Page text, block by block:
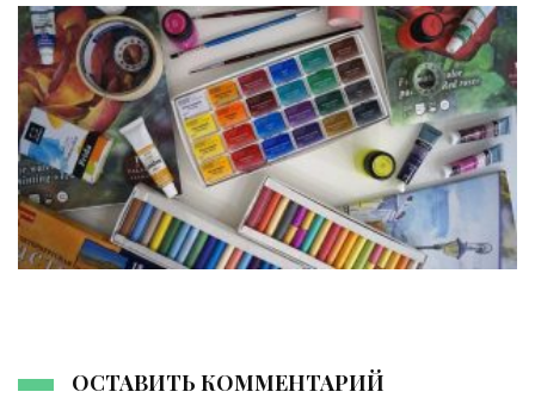
ОСТАВИТЬ КОММЕНТАРИЙ